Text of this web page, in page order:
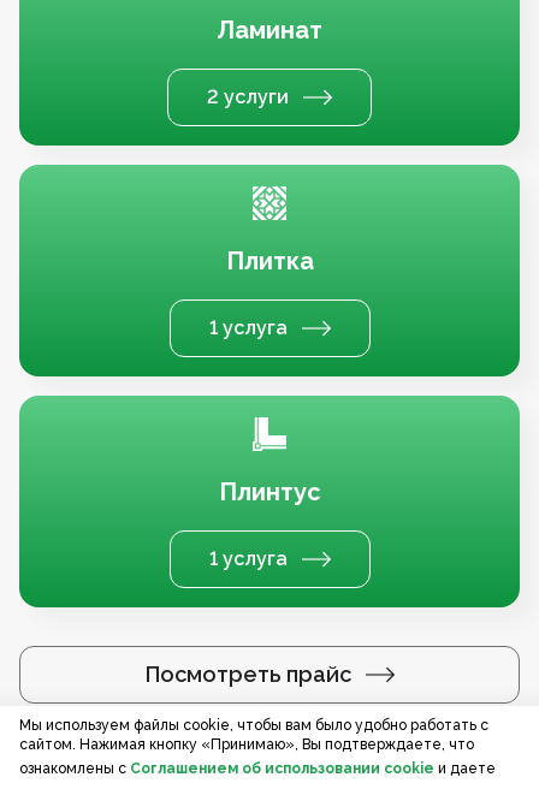
Ламинат
2 услуги
Плитка
1 услуга
Плинтус
1 услуга
Посмотреть прайс
Услуги по регионам
Мы используем файлы cookie, чтобы вам было удобно работать с
сайтом. Нажимая кнопку «Принимаю», Вы подтверждаете, что
ознакомлены с Соглашением об использовании cookie и даете